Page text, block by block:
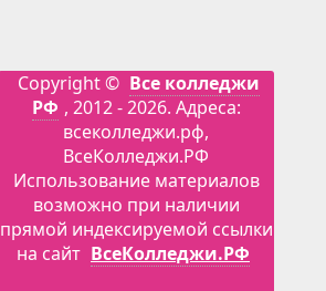
Copyright © Все колледжи
РФ , 2012 - 2026. Адреса:
всеколледжи.рф,
ВсеКолледжи.РФ
Использование материалов
возможно при наличии
прямой индексируемой ссылки
на сайт ВсеКолледжи.РФ